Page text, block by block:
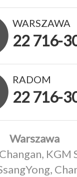
WARSZAWA
22 716-
RADOM
22 716-
Warszawa
KGM